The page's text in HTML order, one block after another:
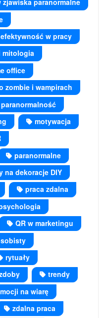
paranormalne
efektywność w pracy
mitologia
office
zombie i wampirach
motywacja
paranormalne
na dekoracje DIY
praca zdalna
QR w marketingu
rytuały
trendy
na wiarę
zdalna praca